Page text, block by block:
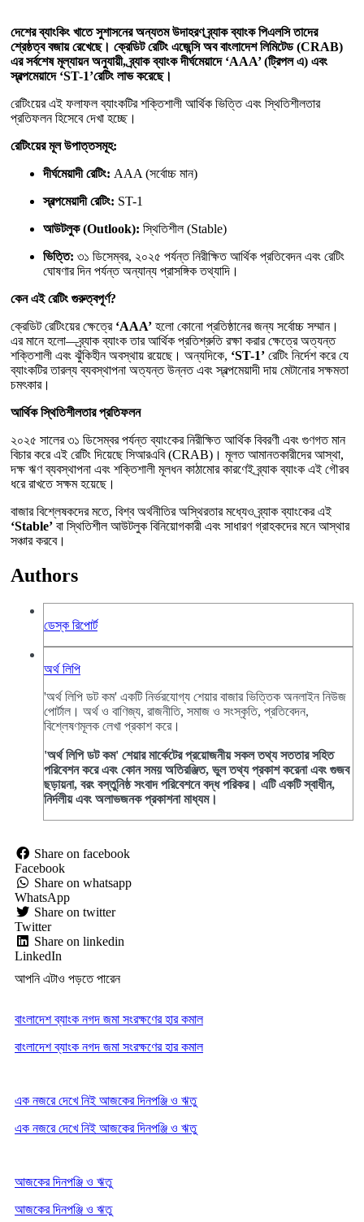
দেশের ব্যাংকিং খাতে সুশাসনের অন্যতম উদাহরণ ব্র্যাক ব্যাংক পিএলসি তাদের
শ্রেষ্ঠত্ব বজায় রেখেছে। ক্রেডিট রেটিং এজেন্সি অব বাংলাদেশ লিমিটেড (CRAB)
এর সর্বশেষ মূল্যায়ন অনুযায়ী, ব্র্যাক ব্যাংক দীর্ঘমেয়াদে ‘AAA’ (ট্রিপল এ) এবং
স্বল্পমেয়াদে ‘ST-1’রেটিং লাভ করেছে।
রেটিংয়ের এই ফলাফল ব্যাংকটির শক্তিশালী আর্থিক ভিত্তি এবং স্থিতিশীলতার
প্রতিফলন হিসেবে দেখা হচ্ছে।
রেটিংয়ের মূল উপাত্তসমূহ:
দীর্ঘমেয়াদী রেটিং: AAA (সর্বোচ্চ মান)
স্বল্পমেয়াদী রেটিং: ST-1
আউটলুক (Outlook): স্থিতিশীল (Stable)
ভিত্তি: ৩১ ডিসেম্বর, ২০২৫ পর্যন্ত নিরীক্ষিত আর্থিক প্রতিবেদন এবং রেটিং
ঘোষণার দিন পর্যন্ত অন্যান্য প্রাসঙ্গিক তথ্যাদি।
কেন এই রেটিং গুরুত্বপূর্ণ?
ক্রেডিট রেটিংয়ের ক্ষেত্রে ‘AAA’ হলো কোনো প্রতিষ্ঠানের জন্য সর্বোচ্চ সম্মান।
এর মানে হলো—ব্র্যাক ব্যাংক তার আর্থিক প্রতিশ্রুতি রক্ষা করার ক্ষেত্রে অত্যন্ত
শক্তিশালী এবং ঝুঁকিহীন অবস্থায় রয়েছে। অন্যদিকে, ‘ST-1’ রেটিং নির্দেশ করে যে
ব্যাংকটির তারল্য ব্যবস্থাপনা অত্যন্ত উন্নত এবং স্বল্পমেয়াদী দায় মেটানোর সক্ষমতা
চমৎকার।
আর্থিক স্থিতিশীলতার প্রতিফলন
২০২৫ সালের ৩১ ডিসেম্বর পর্যন্ত ব্যাংকের নিরীক্ষিত আর্থিক বিবরণী এবং গুণগত মান
বিচার করে এই রেটিং দিয়েছে সিআরএবি (CRAB)। মূলত আমানতকারীদের আস্থা,
দক্ষ ঋণ ব্যবস্থাপনা এবং শক্তিশালী মূলধন কাঠামোর কারণেই ব্র্যাক ব্যাংক এই গৌরব
ধরে রাখতে সক্ষম হয়েছে।
বাজার বিশ্লেষকদের মতে, বিশ্ব অর্থনীতির অস্থিরতার মধ্যেও ব্র্যাক ব্যাংকের এই
‘Stable’ বা স্থিতিশীল আউটলুক বিনিয়োগকারী এবং সাধারণ গ্রাহকদের মনে আস্থার
সঞ্চার করবে।
Authors
ডেস্ক রিপোর্ট
অর্থ লিপি
'অর্থ লিপি ডট কম' একটি নির্ভরযোগ্য শেয়ার বাজার ভিত্তিক অনলাইন নিউজ
পোর্টাল। অর্থ ও বাণিজ্য, রাজনীতি, সমাজ ও সংস্কৃতি, প্রতিবেদন,
বিশ্লেষণমূলক লেখা প্রকাশ করে।
'অর্থ লিপি ডট কম' শেয়ার মার্কেটের প্রয়োজনীয় সকল তথ্য সততার সহিত
পরিবেশন করে এবং কোন সময় অতিরঞ্জিত, ভুল তথ্য প্রকাশ করেনা এবং গুজব
ছড়ায়না, বরং বস্তুনিষ্ঠ সংবাদ পরিবেশনে বদ্ধ পরিকর। এটি একটি স্বাধীন,
নির্দলীয় এবং অলাভজনক প্রকাশনা মাধ্যম।
Share on facebook
Facebook
Share on whatsapp
WhatsApp
Share on twitter
Twitter
Share on linkedin
LinkedIn
আপনি এটাও পড়তে পারেন
বাংলাদেশ ব্যাংক নগদ জমা সংরক্ষণের হার কমাল
বাংলাদেশ ব্যাংক নগদ জমা সংরক্ষণের হার কমাল
এক নজরে দেখে নিই আজকের দিনপঞ্জি ও ঋতু
এক নজরে দেখে নিই আজকের দিনপঞ্জি ও ঋতু
আজকের দিনপঞ্জি ও ঋতু
আজকের দিনপঞ্জি ও ঋতু